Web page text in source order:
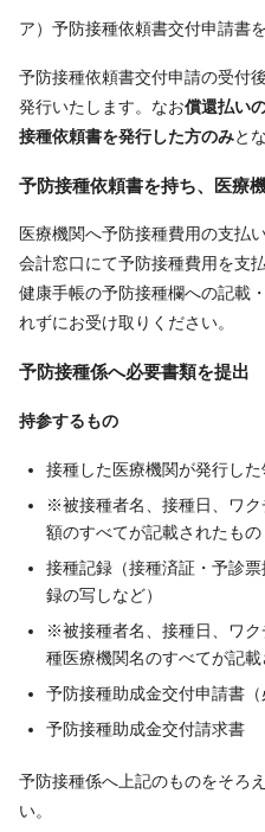
ア）予防接種依頼書交付申請書
予防接種依頼書交付申請の受付
発行いたします。なお償還払い
接種依頼書を発行した方のみと
予防接種依頼書を持ち、医療
医療機関へ予防接種費用の支払
会計窓口にて予防接種費用を支
健康手帳の予防接種欄への記載
れずにお受け取りください。
予防接種係へ必要書類を提出
持参するもの
接種した医療機関が発行し
※被接種者名、接種日、ワ
額のすべてが記載されたもの
接種記録（接種済証・予診
録の写しなど）
※被接種者名、接種日、ワ
種医療機関名のすべてが記
予防接種助成金交付申請書（
予防接種助成金交付請求書
予防接種係へ上記のものをそろ
い。